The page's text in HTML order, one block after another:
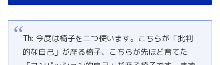
Th: 今度は椅子を二つ使います。こちらが「批判
的な自己」が座る椅子、こちらが先ほど育てた